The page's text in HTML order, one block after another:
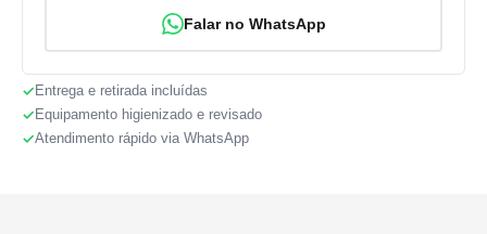
Falar no WhatsApp
Entrega e retirada incluídas
Equipamento higienizado e revisado
Atendimento rápido via WhatsApp